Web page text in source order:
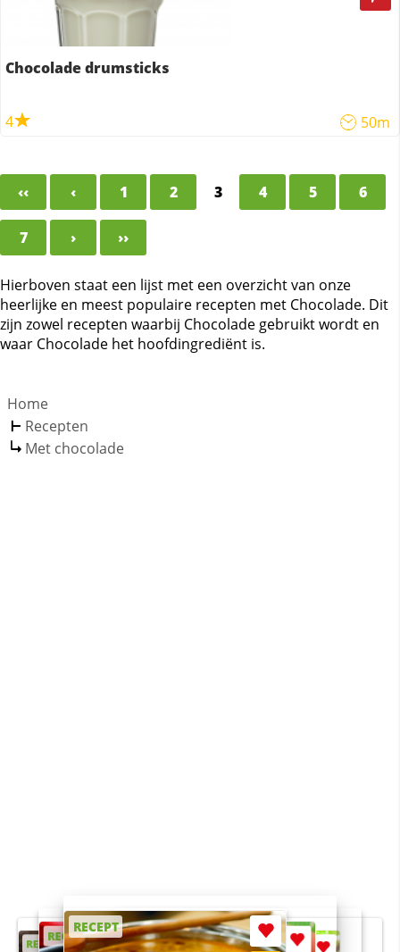
Chocolade drumsticks
4 50m
‹‹ ‹ 1 2 3 4 5 6
7 › ››
Hierboven staat een lijst met een overzicht van onze
heerlijke en meest populaire recepten met Chocolade. Dit
zijn zowel recepten waarbij Chocolade gebruikt wordt en
waar Chocolade het hoofdingrediënt is.
Home
Recepten
Met chocolade
RECEPT
RECEPT
RECEPT
RECEPT
RECEPT